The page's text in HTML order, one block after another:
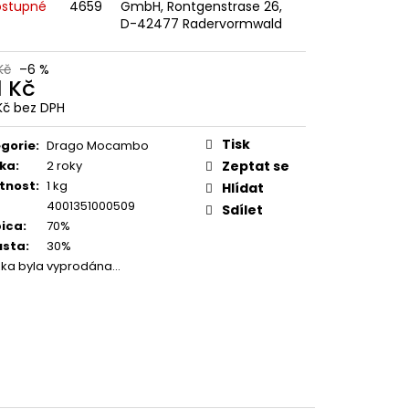
4659
GmbH, Rontgenstrase 26,
D-42477 Radervormwald
–6 %
Kč
bez DPH
: Drago Mocambo
:
2 roky
: 1 kg
4001351000509
:
70%
:
30%
byla vyprodána…
Tisk
Zeptat se
Hlídat
Sdílet
CREMA PREMIUM